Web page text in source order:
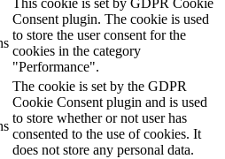
This cookie is set by GDPR Cookie
Consent plugin. The cookie is used
to store the user consent for the
cookies in the category
"Performance".
The cookie is set by the GDPR
Cookie Consent plugin and is used
to store whether or not user has
consented to the use of cookies. It
does not store any personal data.